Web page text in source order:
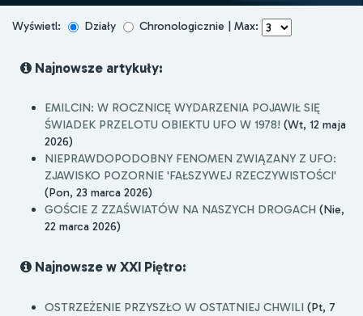
Wyświetl: Działy Chronologicznie | Max:
Najnowsze artykuły:
EMILCIN: W ROCZNICĘ WYDARZENIA POJAWIŁ SIĘ
ŚWIADEK PRZELOTU OBIEKTU UFO W 1978! (Wt, 12 maja
2026)
NIEPRAWDOPODOBNY FENOMEN ZWIĄZANY Z UFO:
ZJAWISKO POZORNIE 'FAŁSZYWEJ RZECZYWISTOŚCI'
(Pon, 23 marca 2026)
GOŚCIE Z ZZAŚWIATÓW NA NASZYCH DROGACH (Nie,
22 marca 2026)
Najnowsze w XXI Piętro:
OSTRZEŻENIE PRZYSZŁO W OSTATNIEJ CHWILI (Pt, 7